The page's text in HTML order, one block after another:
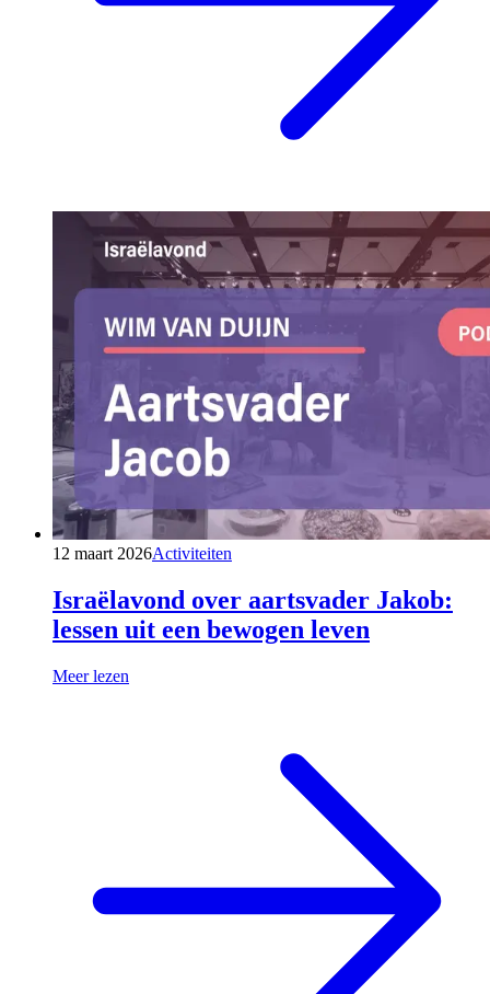
12 maart 2026Activiteiten
Israëlavond over aartsvader Jakob:
lessen uit een bewogen leven
Meer lezen